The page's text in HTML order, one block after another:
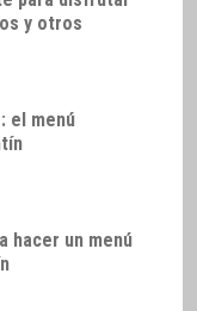
y otros
el menú
hacer un menú